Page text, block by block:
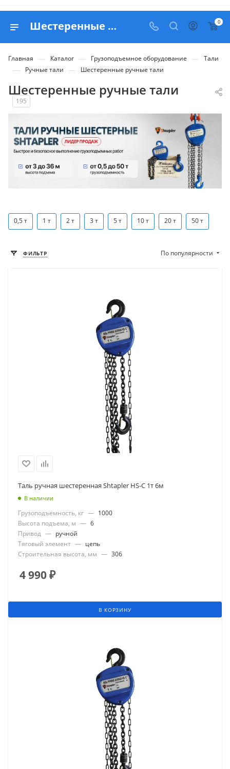
Шестеренные ручные тали - купить в Москве с доставкой по РФ 0
Главная — Каталог — Грузоподъемное оборудование — Тали
— Ручные тали — Шестеренные ручные тали
Шестеренные ручные тали
195
0,5 т 1 т 2 т 3 т 5 т 10 т 20 т 50 т
ФИЛЬТР По популярности
Таль ручная шестеренная Shtapler HS-C 1т 6м
В наличии
Грузоподъемность, кг — 1000
Высота подъема, м — 6
Привод — ручной
Тяговый элемент — цепь
Строительная высота, мм — 306
4 990₽
В КОРЗИНУ